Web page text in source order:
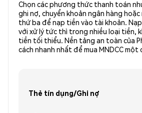
Chọn các phương thức thanh toán
ghi nợ, chuyển khoản ngân hàng
thứ ba để nạp tiền vào tài khoản.
với xử lý tức thì trong nhiều loại tiền,
tiền tối thiểu. Nền tảng an toàn của
cách nhanh nhất để mua MNDCC một
Thẻ tín dụng/Ghi nợ